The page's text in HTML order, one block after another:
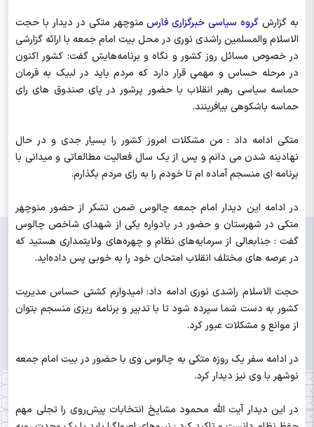
به گزارش گروه سیاسی خبرگزاری فارسمنوچهر متکی در دیدار با حجت
الاسلام والمسلمین راشدی نوری در محل بیت امام جمعه با ارائه گزارشی
در خصوص مسائل روز کشور و نگاه و برنامه‌هایش گفت: کشور اکنون
در مرحله حساس و مهمی قرار دارد که مردم باید در لبیک به فرمان
حماسه سیاسی رهبر انقلاب با حضور پرشور در پای صندوق های رای
حماسه باشکوهی بیافرینند.
متکی ادامه داد : من مشکلات امروز کشور را بسیار جدی و در حال
نهادینه شدن می دانم و پس از یک سال فعالیت مطالعاتی و میدانی با
برنامه ای منسجم آماده ام تا خودم را به رای مردم بگذارم.
در ادامه این دیدار امام جمعه چالوس ضمن تشکر از حضور منوچهر
متکی در شهرستان و حضور در یادواره یکی از شهدای شاخص چالوس
گفت : جنابعالی از سرمایه‌های نظام و چهره‌های ولایتمداری هستید که
در عرصه های مختلف انقلاب امتحان خود را به خوبی پس داده‌اید.
حجت الاسلام راشدی نوری ادامه داد: امیدوارم کشتی حساس مدیریت
کشور به دست شما سپرده شود تا با تدبیر و برنامه ریزی منسجم بتوان
از موانع و مشکلات عبور کرد.
در ادامه سفر یک روزه متکی به چالوس وی با حضور در بیت امام جمعه
نوشهر با وی نیز دیدار کرد.
در این دیدار آیت الله محمود مشایخ انتخابات پیش‌روی را تجلی مهم